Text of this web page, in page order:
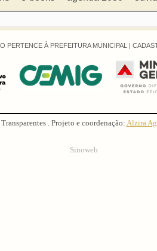
PERTENCE À PREFEITURA MUNICIPAL |
. Projeto e coordenação: Alzira
Sinoweb